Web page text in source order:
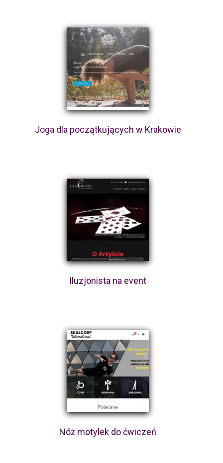
Joga dla początkujących w Krakowie
Iluzjonista na event
Nóż motylek do ćwiczeń